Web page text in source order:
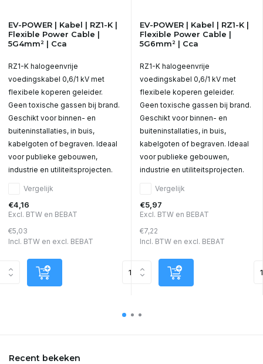
EV-POWER | Kabel | RZ1-K |
Flexible Power Cable |
5G4mm² | Cca
RZ1-K halogeenvrije
voedingskabel 0,6/1 kV met
flexibele koperen geleider.
Geen toxische gassen bij brand.
Geschikt voor binnen- en
buiteninstallaties, in buis,
kabelgoten of begraven. Ideaal
voor publieke gebouwen,
industrie en utiliteitsprojecten.
Vergelijk
€4,16
Excl. BTW en BEBAT
€5,03
Incl. BTW en excl. BEBAT
EV-POWER | Kabel | RZ1-K |
Flexible Power Cable |
5G6mm² | Cca
RZ1-K halogeenvrije
voedingskabel 0,6/1 kV met
flexibele koperen geleider.
Geen toxische gassen bij brand.
Geschikt voor binnen- en
buiteninstallaties, in buis,
kabelgoten of begraven. Ideaal
voor publieke gebouwen,
industrie en utiliteitsprojecten.
Vergelijk
€5,97
Excl. BTW en BEBAT
€7,22
Incl. BTW en excl. BEBAT
Recent bekeken